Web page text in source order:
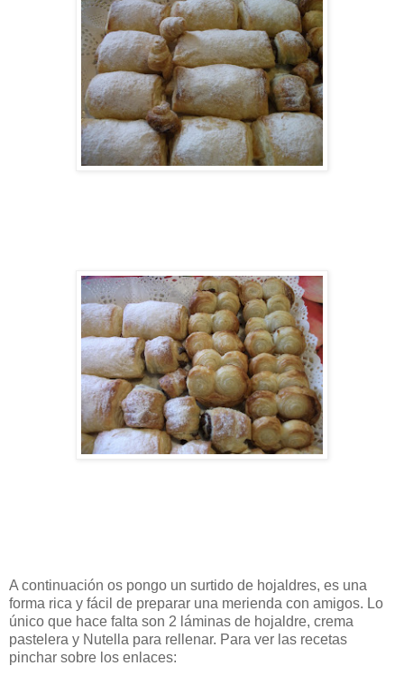
A continuación os pongo un surtido de hojaldres, es una
forma rica y fácil de preparar una merienda con amigos. Lo
único que hace falta son 2 láminas de hojaldre, crema
pastelera y Nutella para rellenar. Para ver las recetas
pinchar sobre los enlaces: